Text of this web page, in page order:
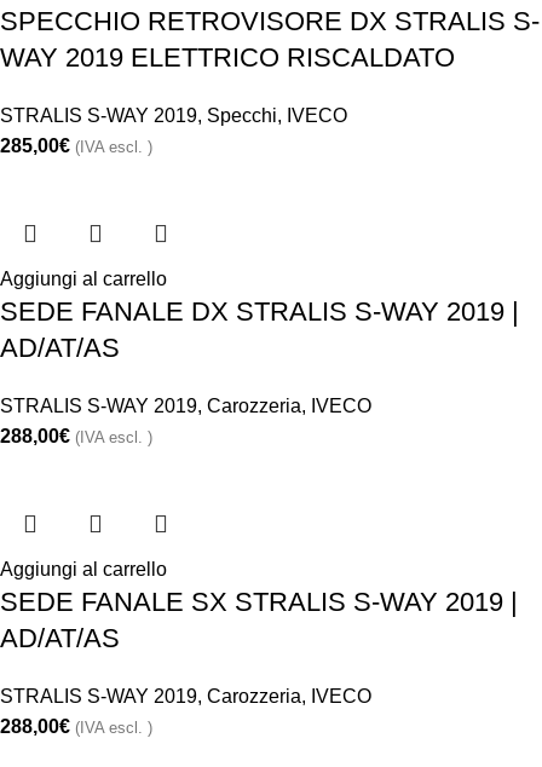
SPECCHIO RETROVISORE DX STRALIS S-
WAY 2019 ELETTRICO RISCALDATO
STRALIS S-WAY 2019, Specchi, IVECO
285,00€ (IVA escl. )
Aggiungi al carrello
SEDE FANALE DX STRALIS S-WAY 2019 |
AD/AT/AS
STRALIS S-WAY 2019, Carozzeria, IVECO
288,00€ (IVA escl. )
Aggiungi al carrello
SEDE FANALE SX STRALIS S-WAY 2019 |
AD/AT/AS
STRALIS S-WAY 2019, Carozzeria, IVECO
288,00€ (IVA escl. )